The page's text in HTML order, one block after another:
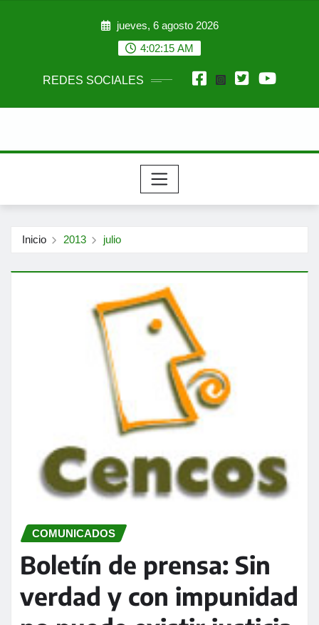
jueves, 6 agosto 2026
4:02:17 AM
REDES SOCIALES
Inicio 2013 julio
COMUNICADOS
Boletín de prensa: Sin
verdad y con impunidad